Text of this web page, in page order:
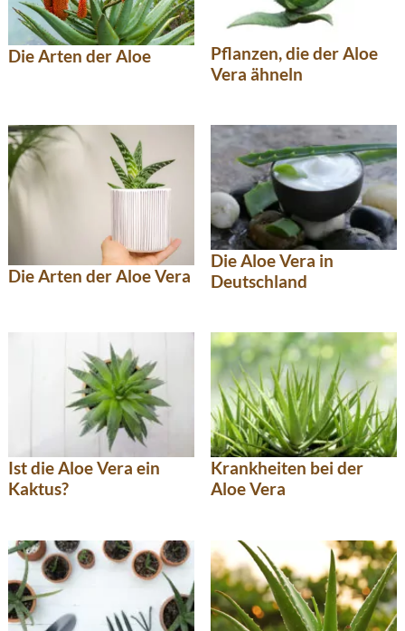
Die Arten der Aloe
Pflanzen, die der Aloe
Vera ähneln
Die Arten der Aloe Vera
Die Aloe Vera in
Deutschland
Ist die Aloe Vera ein
Kaktus?
Krankheiten bei der
Aloe Vera